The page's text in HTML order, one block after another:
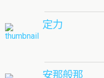
定力
安那般那